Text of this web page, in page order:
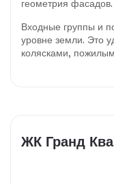
геометрия фасадов.
Входные группы и
уровне земли. Это
колясками,
ЖК Гранд